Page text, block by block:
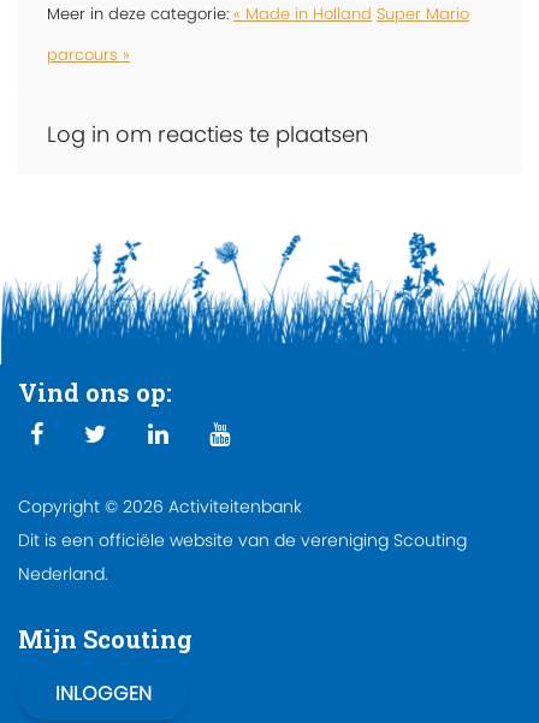
Meer in deze categorie: « Made in Holland Super Mario
parcours »
Log in om reacties te plaatsen
Vind ons op:
Copyright © 2026 Activiteitenbank
Dit is een officiële website van de vereniging Scouting
Nederland.
Mijn Scouting